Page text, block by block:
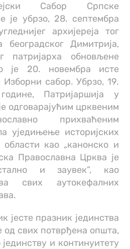
Сабор Српске
је убрзо, 28. септембра
архијереја тог
београдског Димитрија,
патријарха обновљене
је 20. новембра исте
сабор. Убрзо, 19.
Патријаршија у
одговарајућим црквеним
прихваћеним
уједињење историјских
као „канонско и
Православна Црква је
и заувек”, као
свих аутокефалних
јесте празник јединства
од свих потврђена општа,
и континуитету